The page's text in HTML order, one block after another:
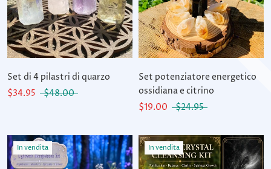
Set di 4 pilastri di quarzo
$34.95
$48.00
Set potenziatore energetico
ossidiana e citrino
$19.00
$24.95
In vendita In vendita